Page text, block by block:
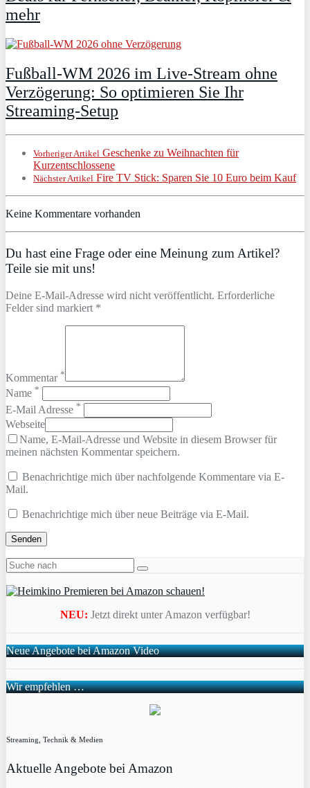
mehr
Fußball-WM 2026 im Live-Stream ohne
Verzögerung: So optimieren Sie Ihr
Streaming-Setup
Vorheriger Artikel Geschenke zu Weihnachten für
Kurzentschlossene
Nächster Artikel Fire TV Stick: Sparen Sie 10 Euro beim Kauf
Keine Kommentare vorhanden
Du hast eine Frage oder eine Meinung zum Artikel?
Teile sie mit uns!
Deine E-Mail-Adresse wird nicht veröffentlicht. Erforderliche
Felder sind markiert *
Kommentar *
Name *
E-Mail Adresse *
Webseite
Name, E-Mail-Adresse und Website in diesem Browser für
meinen nächsten Kommentar speichern.
Benachrichtige mich über nachfolgende Kommentare via E-
Mail.
Benachrichtige mich über neue Beiträge via E-Mail.
NEU: Jetzt direkt unter Amazon verfügbar!
Neue Angebote bei Amazon Video
Wir empfehlen …
Streaming, Technik & Medien
Aktuelle Angebote bei Amazon